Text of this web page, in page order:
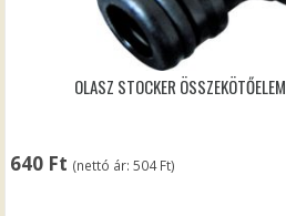
OLASZ STOCKER ÖSSZEKÖTŐELEM
640 Ft (nettó ár:504Ft)